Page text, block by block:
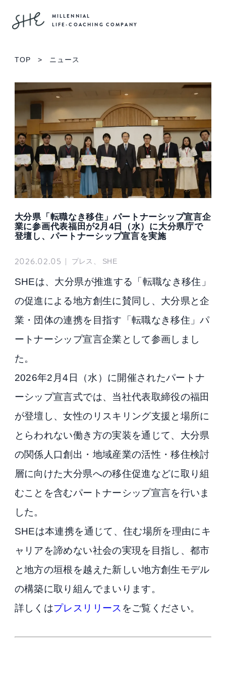
MILLENNIAL
LIFE-COACHING COMPANY
TOP > ニュース
大分県「転職なき移住」パートナーシップ宣言企
業に参画代表福田が2月4日（水）に大分県庁で
登壇し、パートナーシップ宣言を実施
2026.02.05 | プレス、 SHE
SHEは、大分県が推進する「転職なき移住」
の促進による地方創生に賛同し、大分県と企
業・団体の連携を目指す「転職なき移住」パ
ートナーシップ宣言企業として参画しまし
た。
2026年2月4日（水）に開催されたパートナ
ーシップ宣言式では、当社代表取締役の福田
が登壇し、女性のリスキリング支援と場所に
とらわれない働き方の実装を通じて、大分県
の関係人口創出・地域産業の活性・移住検討
層に向けた大分県への移住促進などに取り組
むことを含むパートナーシップ宣言を行いま
した。
SHEは本連携を通じて、住む場所を理由にキ
ャリアを諦めない社会の実現を目指し、都市
と地方の垣根を越えた新しい地方創生モデル
の構築に取り組んでまいります。
詳しくはプレスリリース をご覧ください。